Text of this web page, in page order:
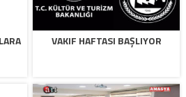
VAKIF HAFTASI BAŞLIYOR